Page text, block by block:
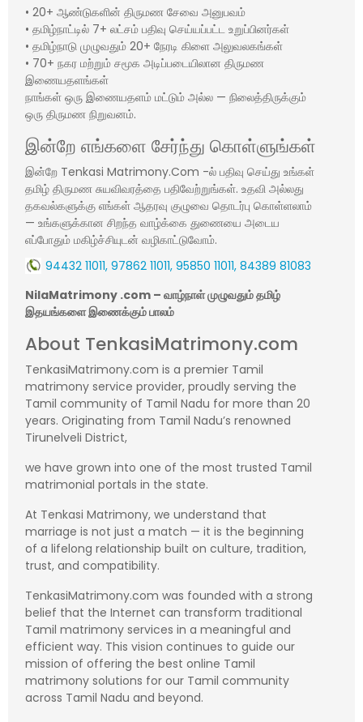
• 20+ ஆண்டுகளின் திருமண சேவை அனுபவம்
• தமிழ்நாட்டில் 7+ லட்சம் பதிவு செய்யப்பட்ட உறுப்பினர்கள்
• தமிழ்நாடு முழுவதும் 20+ நேரடி கிளை அலுவலகங்கள்
• 70+ நகர மற்றும் சமூக அடிப்படையிலான திருமண
இணையதளங்கள்
நாங்கள் ஒரு இணையதளம் மட்டும் அல்ல — நிலைத்திருக்கும்
ஒரு திருமண நிறுவனம்.
இன்றே எங்களை சேர்ந்து கொள்ளுங்கள்
இன்றே Tenkasi Matrimony.Com -ல் பதிவு செய்து உங்கள்
தமிழ் திருமண சுயவிவரத்தை பதிவேற்றுங்கள். உதவி அல்லது
தகவல்களுக்கு எங்கள் ஆதரவு குழுவை தொடர்பு கொள்ளலாம்
— உங்களுக்கான சிறந்த வாழ்க்கை துணையை அடைய
எப்போதும் மகிழ்ச்சியுடன் வழிகாட்டுவோம்.
94432 11011, 97862 11011, 95850 11011, 84389 81083
NilaMatrimony .com – வாழ்நாள் முழுவதும் தமிழ்
இதயங்களை இணைக்கும் பாலம்
About TenkasiMatrimony.com
TenkasiMatrimony.com is a premier Tamil
matrimony service provider, proudly serving the
Tamil community of Tamil Nadu for more than 20
years. Originating from Tamil Nadu’s renowned
Tirunelveli District,
we have grown into one of the most trusted Tamil
matrimonial portals in the state.
At Tenkasi Matrimony, we understand that
marriage is not just a match — it is the beginning
of a lifelong relationship built on culture, tradition,
trust, and compatibility.
TenkasiMatrimony.com was founded with a strong
belief that the Internet can transform traditional
Tamil matrimony services in a meaningful and
efficient way. This vision continues to guide our
mission of offering the best online Tamil
matrimony solutions for our Tamil community
across Tamil Nadu and beyond.